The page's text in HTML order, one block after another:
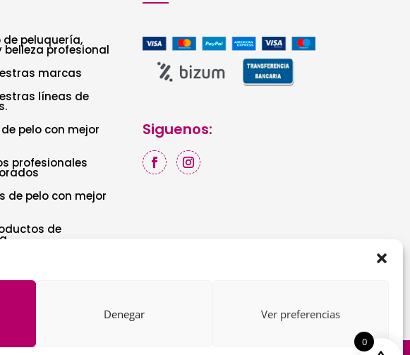
Denegar Ver preferencias
peluquería,
belleza profesional
marcas
líneas de
pelo con mejor
profesionales
de pelo con mejor
de
Siguenos:
0